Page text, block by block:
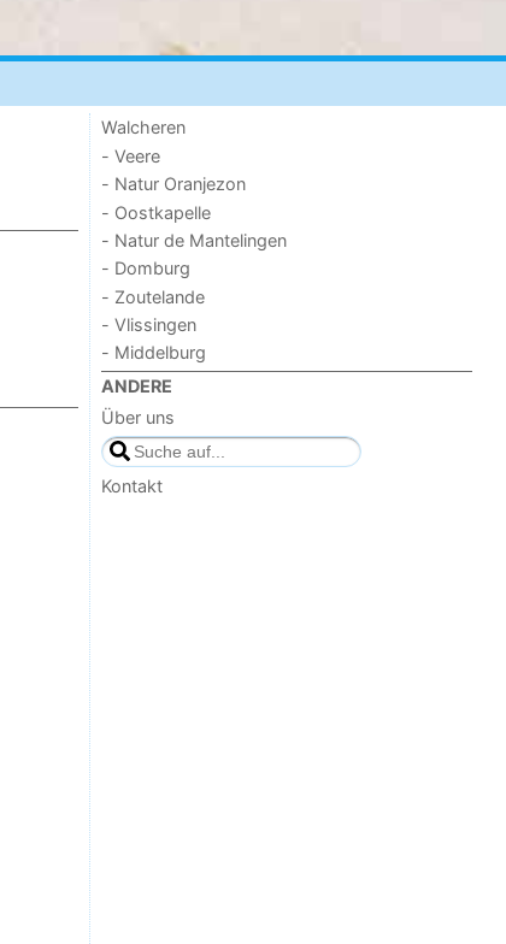
Walcheren
- Veere
- Natur Oranjezon
- Oostkapelle
- Natur de Mantelingen
- Domburg
- Zoutelande
- Vlissingen
- Middelburg
ANDERE
Über uns
Kontakt